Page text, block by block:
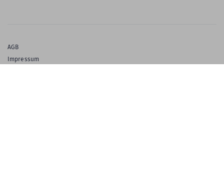
AGB
Impressum